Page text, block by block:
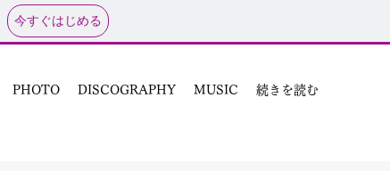
今すぐはじめる
PHOTO DISCOGRAPHY MUSIC 続きを読む